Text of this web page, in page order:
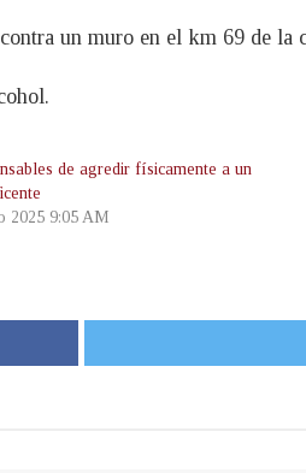
un muro en el km 69 de la
de agredir físicamente a un
2025 9:05 AM